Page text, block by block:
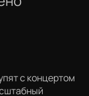
с концертом